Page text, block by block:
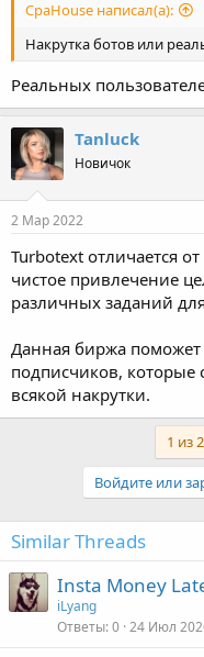
СpaHouse написал(а):
Накрутка ботов или
Реальных
Tanluck
Новичок
2 Мар 2022
Turbotext отличается
чистое привлечение
различных заданий
Данная биржа
подписчиков, которые
всякой накрутки.
1 из 2
Войдите или
Similar Threads
Insta Money
iLyang
Ответы 0 24 Июл